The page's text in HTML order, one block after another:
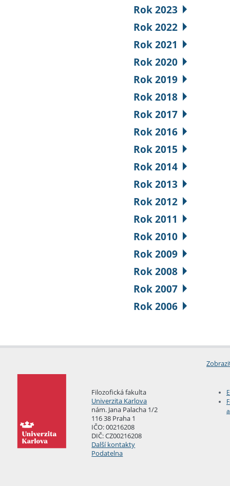
Rok 2023
Rok 2022
Rok 2021
Rok 2020
Rok 2019
Rok 2018
Rok 2017
Rok 2016
Rok 2015
Rok 2014
Rok 2013
Rok 2012
Rok 2011
Rok 2010
Rok 2009
Rok 2008
Rok 2007
Rok 2006
Filozofická fakulta
Univerzita Karlova
nám. Jana Palacha 1/2
116 38 Praha 1
IČO: 00216208
DIČ: CZ00216208
Další kontakty
Podatelna